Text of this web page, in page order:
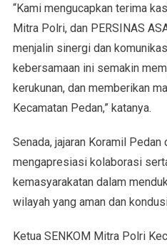
“Kami mengucapkan terima
Mitra Polri, dan PERSINAS
menjalin sinergi dan
kebersamaan ini semakin
kerukunan, dan memberikan
Kecamatan Pedan,” katanya.
Senada, jajaran Koramil
mengapresiasi kolaborasi
kemasyarakatan dalam
wilayah yang aman dan
Ketua SENKOM Mitra Polri